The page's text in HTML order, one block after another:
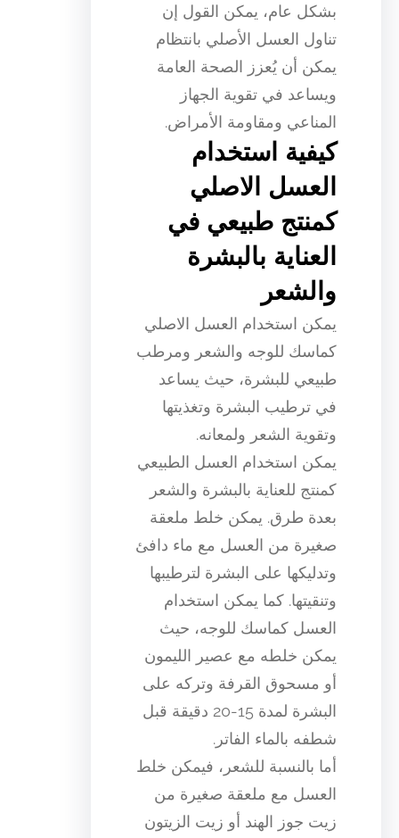
بشكل عام، يمكن القول إن
تناول العسل الأصلي بانتظام
يمكن أن يُعزز الصحة العامة
ويساعد في تقوية الجهاز
المناعي ومقاومة الأمراض.
كيفية استخدام
العسل الاصلي
كمنتج طبيعي في
العناية بالبشرة
والشعر
يمكن استخدام العسل الاصلي
كماسك للوجه والشعر ومرطب
طبيعي للبشرة، حيث يساعد
في ترطيب البشرة وتغذيتها
وتقوية الشعر ولمعانه.
يمكن استخدام العسل الطبيعي
كمنتج للعناية بالبشرة والشعر
بعدة طرق. يمكن خلط ملعقة
صغيرة من العسل مع ماء دافئ
وتدليكها على البشرة لترطيبها
وتنقيتها. كما يمكن استخدام
العسل كماسك للوجه، حيث
يمكن خلطه مع عصير الليمون
أو مسحوق القرفة وتركه على
البشرة لمدة 15-20 دقيقة قبل
شطفه بالماء الفاتر.
أما بالنسبة للشعر، فيمكن خلط
العسل مع ملعقة صغيرة من
زيت جوز الهند أو زيت الزيتون